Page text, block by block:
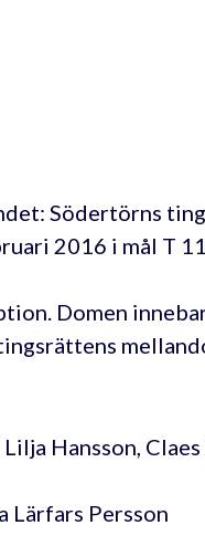
Södertörns
2016 i mål T
Domen
Hansson,
Lärfars Persson